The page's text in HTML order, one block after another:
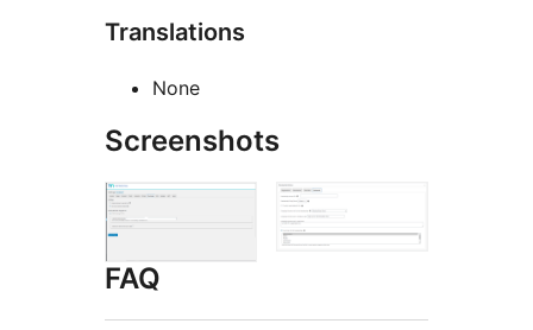
Translations
None
Screenshots
FAQ